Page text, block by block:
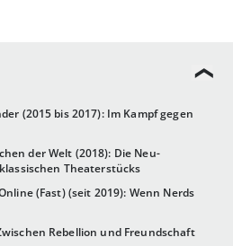
(2015 bis 2017): Im Kampf gegen
der Welt (2018): Die Neu-
Theaterstücks
(Fast) (seit 2019): Wenn Nerds
Rebellion und Freundschaft